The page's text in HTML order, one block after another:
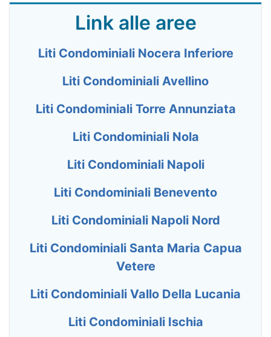
Link alle aree
Liti Condominiali Nocera Inferiore
Liti Condominiali Avellino
Liti Condominiali Torre Annunziata
Liti Condominiali Nola
Liti Condominiali Napoli
Liti Condominiali Benevento
Liti Condominiali Napoli Nord
Liti Condominiali Santa Maria Capua
Vetere
Liti Condominiali Vallo Della Lucania
Liti Condominiali Ischia